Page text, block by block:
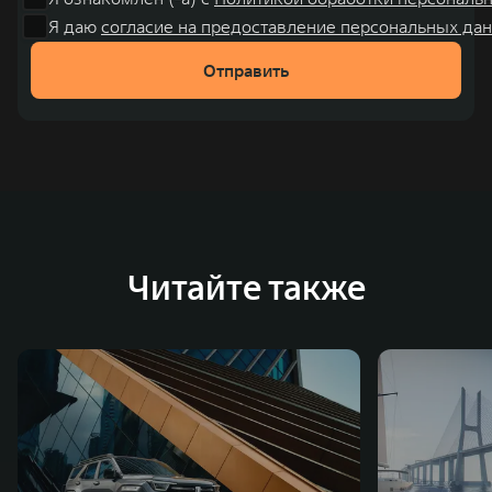
чем на 30% и составила 136,3 млрд юаней (1,6 трлн
рублей). С 1998 года Great Wall Motor занимает первое
место по объёмам продаж пикапов в Китае. На
зарубежных – в России, Таиланде, Бразилии и Индии, а
Я даю согласие на предоставление персональных
Отправить
Читайте также